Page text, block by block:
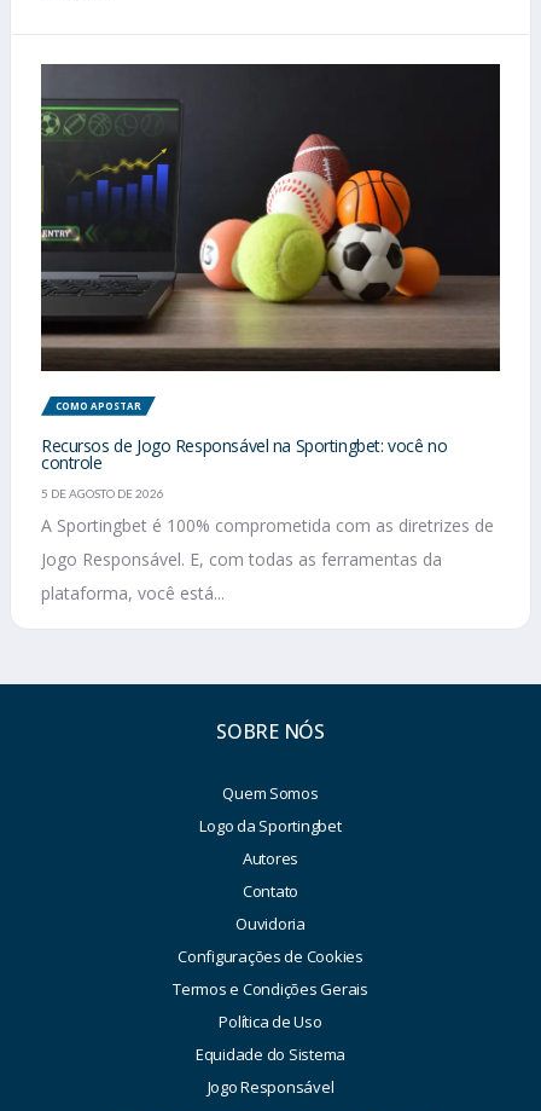
COMO APOSTAR
Recursos de Jogo Responsável na Sportingbet: você no
controle
5 DE AGOSTO DE 2026
A Sportingbet é 100% comprometida com as diretrizes de
Jogo Responsável. E, com todas as ferramentas da
plataforma, você está...
SOBRE NÓS
Quem Somos
Logo da Sportingbet
Autores
Contato
Ouvidoria
Configurações de Cookies
Termos e Condições Gerais
Política de Uso
Equidade do Sistema
Jogo Responsável